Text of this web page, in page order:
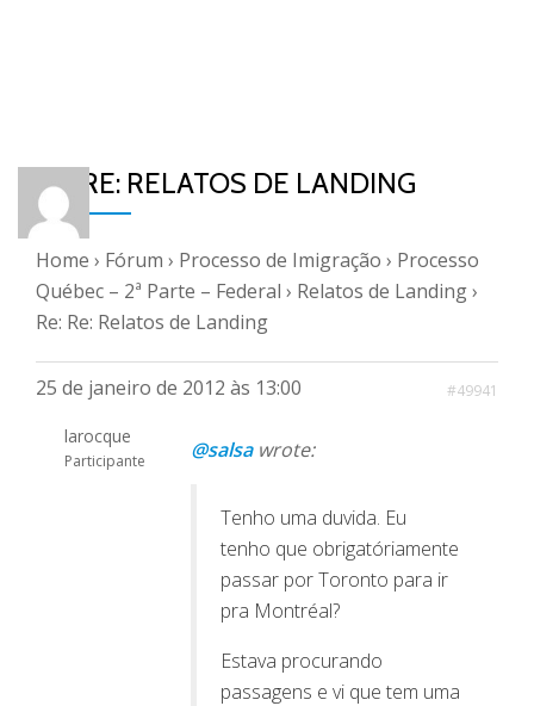
RE: RE: RELATOS DE LANDING
Home › Fórum › Processo de Imigração › Processo
Québec – 2ª Parte – Federal › Relatos de Landing›
Re: Re: Relatos de Landing
25 de janeiro de 2012 às 13:00 #49941
larocque
Participante @salsawrote:
Tenho uma duvida. Eu
tenho que obrigatóriamente
passar por Toronto para ir
pra Montréal?
Estava procurando
passagens e vi que tem uma